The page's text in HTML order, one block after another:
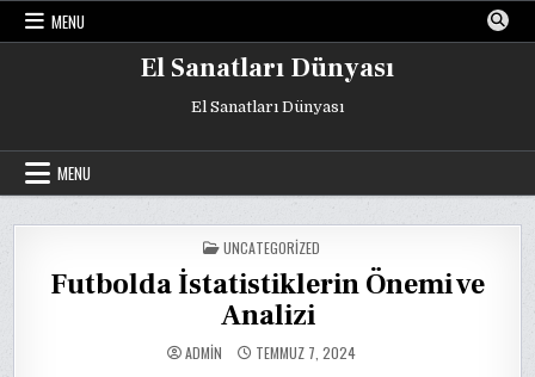
Skip
MENU
El Sanatları Dünyası
El Sanatları Dünyası
MENU
POSTED
IN
UNCATEGORIZED
Futbolda İstatistiklerin Önemi ve
Analizi
ADMIN TEMMUZ 7, 2024